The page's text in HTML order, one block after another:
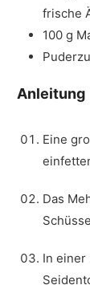
frische
100 g
Anleitung
Eine
Das
In einer